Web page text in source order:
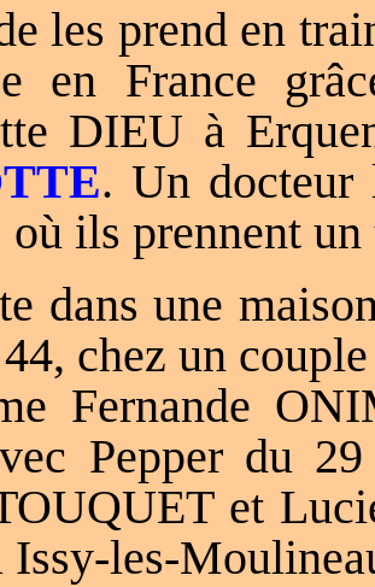
les prend en
en France
DIEU à
. Un docteur
ils prennent
dans une
chez un
Fernande
Pepper du
et
Issy-les-